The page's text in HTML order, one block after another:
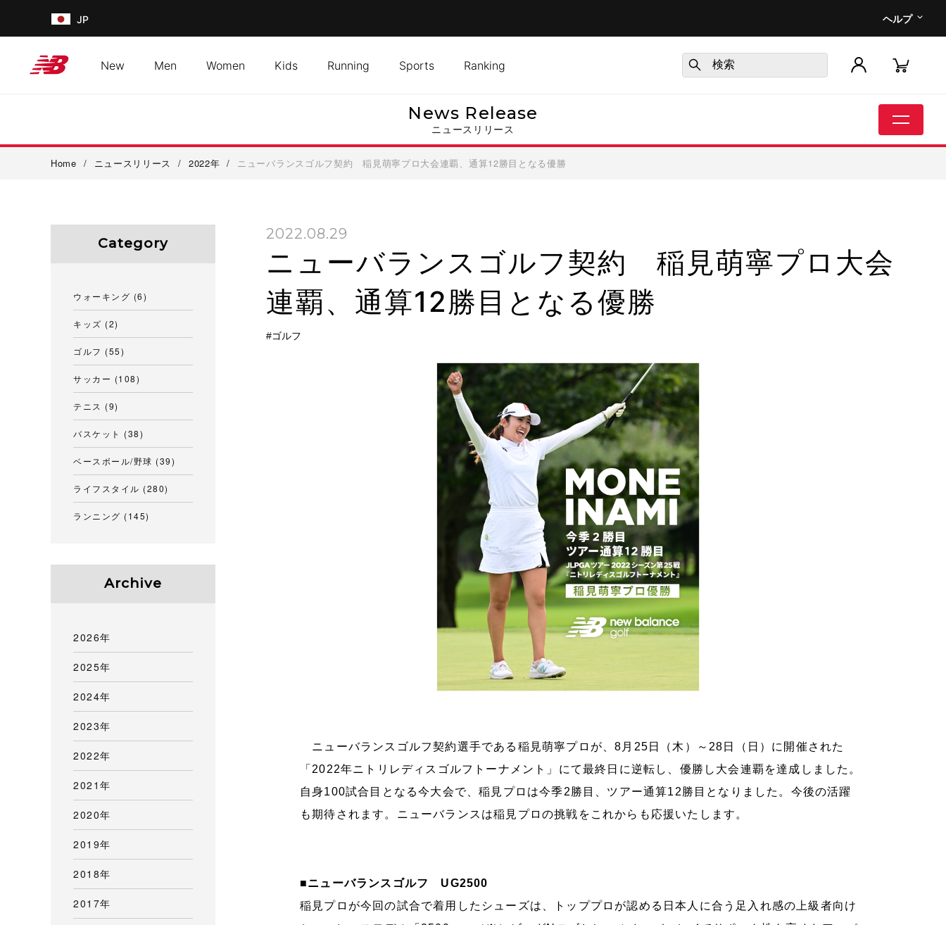
JP ヘルプ
New Men Women Kids Running Sports Ranking
News Release
ニュースリリース
Home / ニュースリリース / 2022年 / ニューバランスゴルフ契約 稲見萌寧プロ大会連覇、通算12勝目となる優勝
2022.08.29
ニューバランスゴルフ契約 稲見萌寧プロ大会
連覇、通算12勝目となる優勝
ゴルフ
ニューバランスゴルフ契約選手である稲見萌寧プロが、8月25日（木）～28日（日）に開催された
「2022年ニトリレディスゴルフトーナメント」にて最終日に逆転し、優勝し大会連覇を達成しました。
自身100試合目となる今大会で、稲見プロは今季2勝目、ツアー通算12勝目となりました。今後の活躍
も期待されます。ニューバランスは稲見プロの挑戦をこれからも応援いたします。
■ニューバランスゴルフ UG2500
稲見プロが今回の試合で着用したシューズは、トッププロが認める日本人に合う足入れ感の上級者向け
Category
ウォーキング (6)
キッズ (2)
ゴルフ (55)
サッカー (108)
テニス (9)
バスケット (38)
ベースボール/野球 (39)
ライフスタイル (280)
ランニング (145)
Archive
2026年
2025年
2024年
2023年
2022年
2021年
2020年
2019年
2018年
2017年